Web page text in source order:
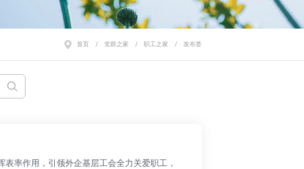
首页 / 党群之家 / 职工之家 / 发布荟
率作用，引领外企基层工会全力关爱职工，